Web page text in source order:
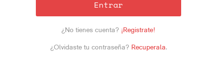
Entrar
¿No tienes cuenta? ¡Registrate!
¿Olvidaste tu contraseña? Recuperala.